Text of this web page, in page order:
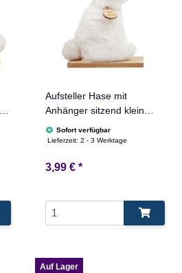
Aufsteller Hase mit
Anhänger sitzend klein
Happy Easter aus
Polyester in Weiß
Sofort verfügbar
Lieferzeit:2 - 3 Werktage
3,99 € *
Auf Lager